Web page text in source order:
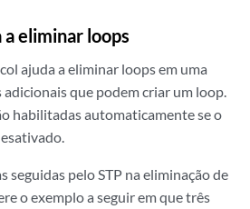
a eliminar loops
ajuda a eliminar loops em uma
que podem criar um loop.
habilitadas automaticamente se o
seguidas pelo STP na eliminação de
o exemplo a seguir em que três